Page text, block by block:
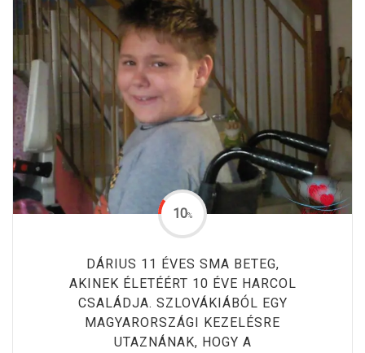
DÁRIUS 11 ÉVES SMA BETEG,
AKINEK ÉLETÉÉRT 10 ÉVE HARCOL
CSALÁDJA. SZLOVÁKIÁBÓL EGY
MAGYARORSZÁGI KEZELÉSRE
UTAZNÁNAK, HOGY A
10%